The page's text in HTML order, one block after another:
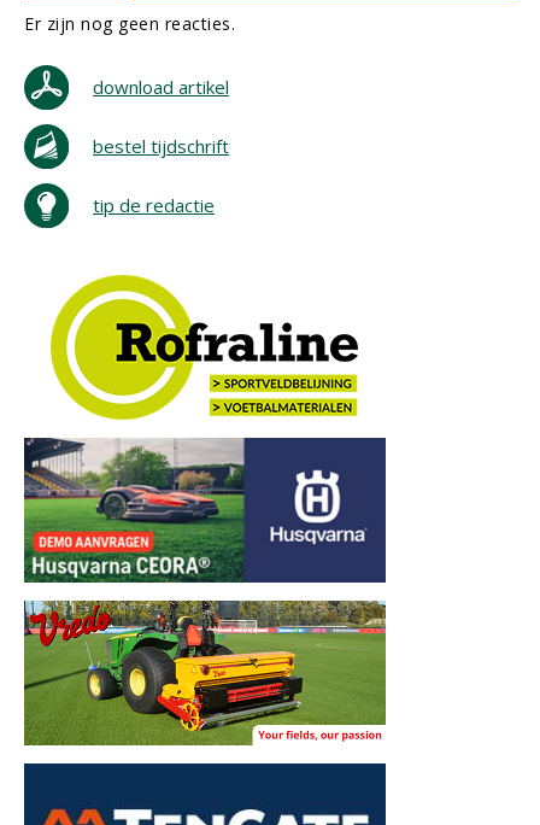
Er zijn nog geen reacties.
download artikel
bestel tijdschrift
tip de redactie